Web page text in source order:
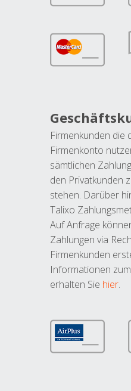
Firmenkunden die
Firmenkonto
sämtlichen
den Privatkunden
stehen. Darüber
Talixo
Auf Anfrage
Zahlungen via
Firmenkunden
Informationen
erhalten Sie hier.